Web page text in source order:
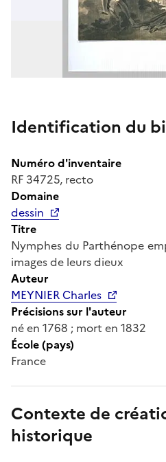
Identification du
Numéro d'inventaire
RF 34725, recto
Domaine
dessin
Titre
Nymphes du Parthénope
images de leurs dieux
Auteur
MEYNIER Charles
Précisions sur l'auteur
né en 1768 ; mort en 1832
École (pays)
France
Contexte de
historique